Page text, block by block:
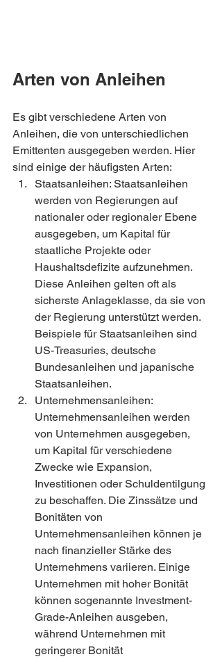
Arten von Anleihen
Es gibt verschiedene Arten von
Anleihen, die von unterschiedlichen
Emittenten ausgegeben werden. Hier
sind einige der häufigsten Arten:
Staatsanleihen: Staatsanleihen
werden von Regierungen auf
nationaler oder regionaler Ebene
ausgegeben, um Kapital für
staatliche Projekte oder
Haushaltsdefizite aufzunehmen.
Diese Anleihen gelten oft als
sicherste Anlageklasse, da sie von
der Regierung unterstützt werden.
Beispiele für Staatsanleihen sind
US-Treasuries, deutsche
Bundesanleihen und japanische
Staatsanleihen.
Unternehmensanleihen:
Unternehmensanleihen werden
von Unternehmen ausgegeben,
um Kapital für verschiedene
Zwecke wie Expansion,
Investitionen oder Schuldentilgung
zu beschaffen. Die Zinssätze und
Bonitäten von
Unternehmensanleihen können je
nach finanzieller Stärke des
Unternehmens variieren. Einige
Unternehmen mit hoher Bonität
können sogenannte Investment-
Grade-Anleihen ausgeben,
während Unternehmen mit
geringerer Bonität